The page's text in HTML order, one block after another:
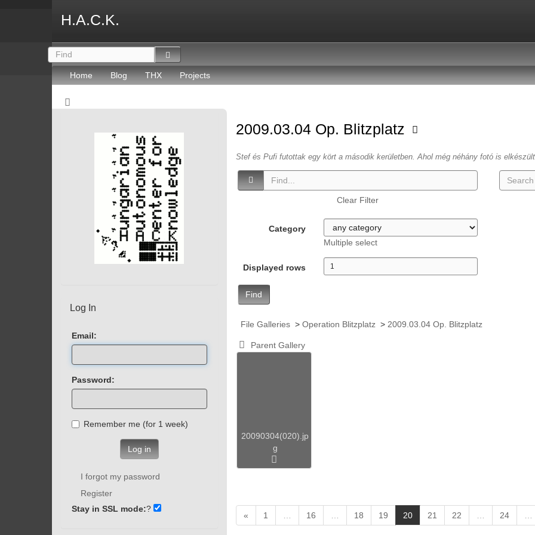
H.A.C.K.
Home Blog THX Projects
2009.03.04 Op. Blitzplatz
Stef és Pufi futottak egy kört a második kerületben. Ahol még néhány fotó is
Clear Filter
Category
Multiple select
Displayed rows
Find
File Galleries> Operation Blitzplatz> 2009.03.04 Op. Blitzplatz
Parent Gallery
20090304(020).jp
g
« 1 16 18 19 20(
c
21 22 24
Log In
Email:
Password:
Remember me (for 1 week)
Log in
I forgot my password
Register
Stay in SSL mode:?